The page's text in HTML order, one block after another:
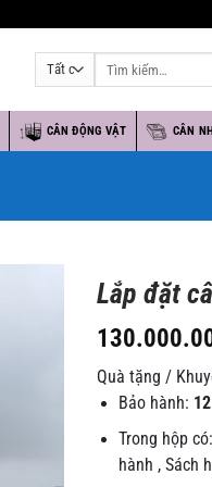
CÂN ĐỘNG VẬT CÂN
Lắp đặt
Quà tặng /
Bảo hành:
Trong hộp
hành , Sách